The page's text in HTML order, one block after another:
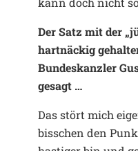
Der Satz mit der
hartnäckig
Bundeskanzler
gesagt …
Das stört mich
bisschen den